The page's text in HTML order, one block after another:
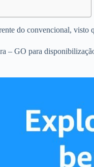
do convencional,
– GO para